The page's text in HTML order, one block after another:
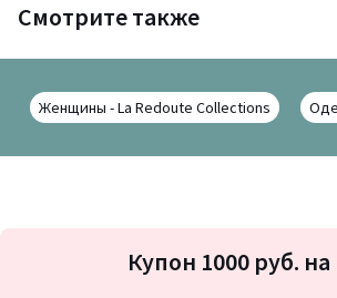
Смотрите также
Женщины - La Redoute Collections
на
Купон 1000 руб. на